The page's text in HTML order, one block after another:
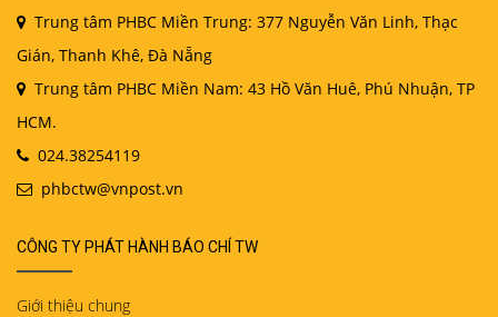
Trung tâm PHBC Miền Trung: 377 Nguyễn Văn Linh, Thạc
Gián, Thanh Khê, Đà Nẵng
Trung tâm PHBC Miền Nam: 43 Hồ Văn Huê, Phú Nhuận, TP
HCM.
024.38254119
phbctw@vnpost.vn
CÔNG TY PHÁT HÀNH BÁO CHÍ TW
Giới thiệu chung